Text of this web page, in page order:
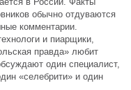
обычно отдуваются
комментарии.
и пиарщики,
правда» любит
один специалист,
«селебрити» и один